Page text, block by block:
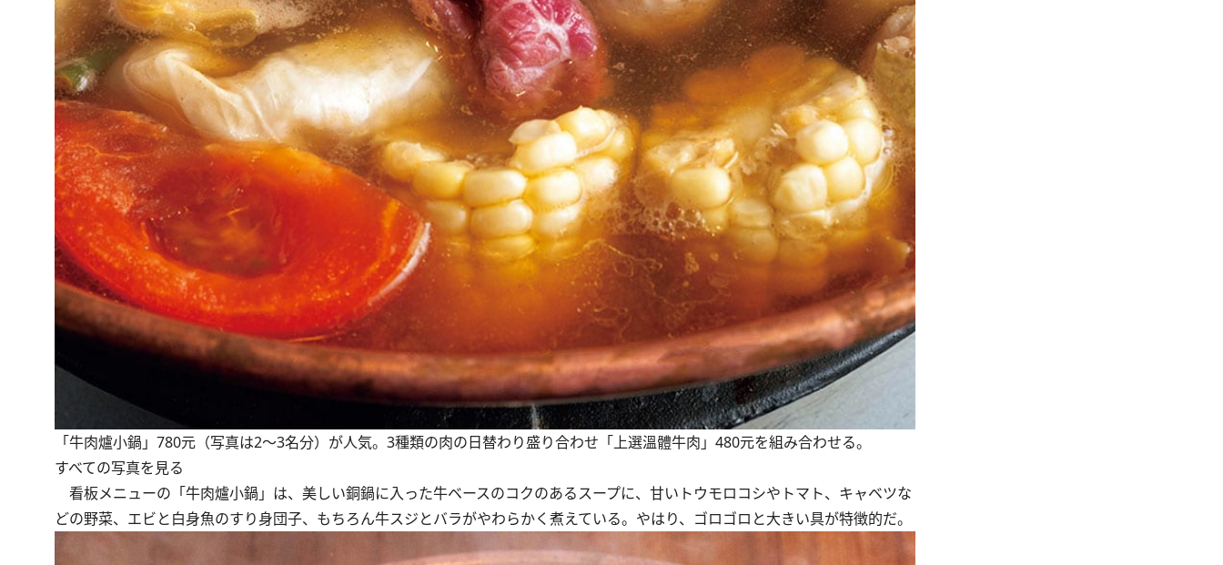
「牛肉爐小鍋」780元（写真は2〜3名分）が人気。3種類の肉の日替わり盛り合わせ「上選溫體牛肉」480元を組み合わせる。
すべての写真を見る
看板メニューの「牛肉爐小鍋」は、美しい銅鍋に入った牛ベースのコクのあるスープに、甘いトウモロコシやトマト、キャベツな
どの野菜、エビと白身魚のすり身団子、もちろん牛スジとバラがやわらかく煮えている。やはり、ゴロゴロと大きい具が特徴的だ。